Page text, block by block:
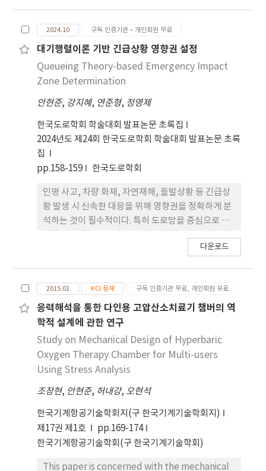
s(N), fatigue life and mid-life degradation
rate or damage rate (DR). To relate the
estimate shear demand during braking,
allowing a demand-to-capacity comparison.
Results indicate that dust samples have
reach shear fail at the service life at the
breaking zone with -0.93 midlife damage rate.
Considering DR as a primary performance
indicator, the framework provides the
ultimate recommendations such as ensure
surface cleanliness, uniform tack coat
application, and quality control in high-stress
zones.
다. 연구에서는 사고의 영향권을 정의하고, 이를 기반
으로 긴급차량이 보다 안전하고 효율적으로 사고 현
장에 접근할 수 있도록 하는 알고리즘을 개발하였다.
실제 교 통사고 데이터를 활용하여 사고 지속 시간과
로 특성, 사고 종류, 점유 차로 등 여러 요소를 반영하
여 대응 기준을 설정했다. 알고리즘은 자율주행 차량
이 실시간으로 주변 정보를 수집하고 신속하게 대응
방안을 마련할 수 있도록 설계되었다. 향후 연구에서
는 알고리즘의 실제 도로 환경에서의 적용 가능성을
검토하고, 다양한 변수들을 포함한 추가 연구를 통해
성능을 더욱 개선할 계획이다. 이러한 연구 결과는 교
통사고로 인한 피해를 줄이는 데 기여하고, 자율주행
기술을 활용하여 2차 사고의 가능성을 감소시키는 데
중요한 역할을 할 것으로 기대된다.
2024.10 구독 인증기관·개인회원 무료
대기행렬이론 기반 긴급상황 영향권 설정
Queueing Theory-based Emergency Impact
Zone Determination
안현준, 강지혜, 연준형, 정영제
한국도로학회 학술대회 발표논문 초록집
2024년도 제24회 한국도로학회 학술대회 발표논문 초록
집
pp.158-159
한국도로학회
인명 사고, 차량 화재, 자연재해, 돌발상황 등 긴급상
황 발생 시 신속한 대응을 위해 영향권을 정확하게 분
석하는 것이 필수적이다. 특히 도로망을 중심으로 한
리 시간에 따라 달라지며, 이를 관리하기 위한 대책 이
긴급상황 영향권을 분석 하였다. 본 연구에서 영향권
은 공간적인 개념으로서 사고 발생지점으로부터 해당
도로 진행 방향 기준 후방으로 도로 소통에 영향을 끼
치는 거리로 정의하였다. 사고 발생지점, 사고 발생 링
크의 교통량, 차로 수 및 통제 차로 수, 사고 발생 및 사
고 종료 시점 등의 변수를 입력 데이터로 설정하였고
긴급상황으로 인해 발생하는 대기행렬길이를 파악하
기 위해 대기행렬이론을 적용하였다. 돌발상황 정보
를 분석하여 사고 지속시간의 범위를 도출하였으며
이를 기반으로 여러 가지 상황별 영향권을 산출하였
다. 유스 케이스별 영향권 산출을 통해 교통량, 이용
가능한 차로 수, 사고 지속시간 각각이 영향권과 어떠
한 관계가 있는지 확인할 수 있었다. 본 연구에서 설정
다운로드
2015.02 KCI 등재 구독 인증기관 무료, 개인회원 유료
응력해석을 통한 다인용 고압산소치료기 챔버의 역
학적 설계에 관한 연구
Study on Mechanical Design of Hyperbaric
Oxygen Therapy Chamber for Multi-users
Using Stress Analysis
조장현, 안현준, 허내강, 오현석
한국기계항공기술학회지(구 한국기계기술학회지)
제17권 제1호
pp.169-174
한국기계항공기술학회(구 한국기계기술학회)
This paper is concerned with the mechanical